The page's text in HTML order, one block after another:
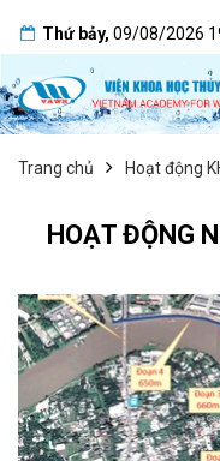
Thứ bảy, 09/08/2026
Trang chủ Hoạt động
HOẠT ĐỘNG